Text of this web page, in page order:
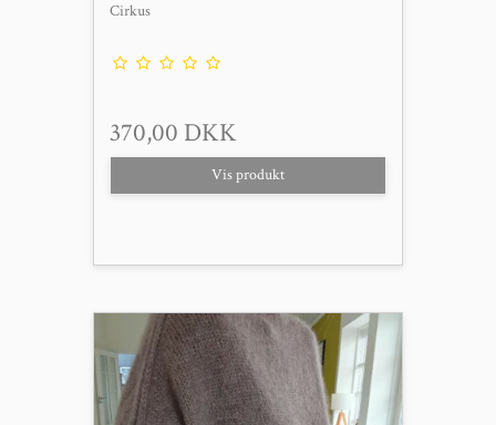
Cirkus
370,00 DKK
Vis produkt